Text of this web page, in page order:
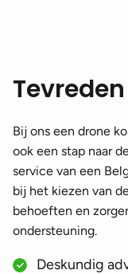
Bij ons een drone
ook een stap naar
service van een
bij het kiezen van
behoeften en
ondersteuning.
Deskundig